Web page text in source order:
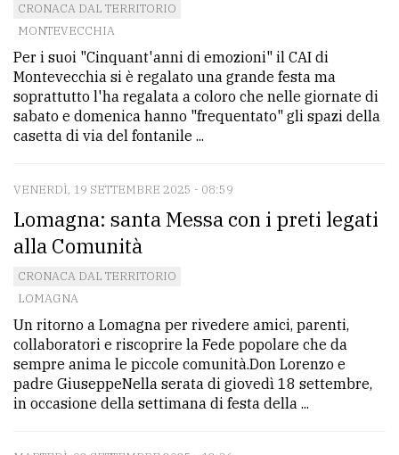
Ricerca
avanzata
LE
ALTRE
TESTATE
PRIVACY
Privacy
policy
Cookie
policy
CRONACA DAL TERRITORIO
MONTEVECCHIA
Per i suoi "Cinquant'anni di emozioni" il CAI di
Montevecchia si è regalato una grande festa ma
soprattutto l'ha regalata a coloro che nelle giornate di
sabato e domenica hanno "frequentato" gli spazi della
casetta di via del fontanile ...
VENERDÌ, 19 SETTEMBRE 2025 - 08:59
Lomagna: santa Messa con i preti legati
alla Comunità
CRONACA DAL TERRITORIO
LOMAGNA
Un ritorno a Lomagna per rivedere amici, parenti,
collaboratori e riscoprire la Fede popolare che da
sempre anima le piccole comunità.Don Lorenzo e
padre GiuseppeNella serata di giovedì 18 settembre,
in occasione della settimana di festa della ...